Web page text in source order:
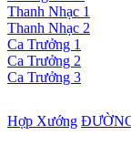
Thanh Nhạc 1
Thanh Nhạc 2
Ca Trưởng 1
Ca Trưởng 2
Ca Trưởng 3
Hợp Xướng